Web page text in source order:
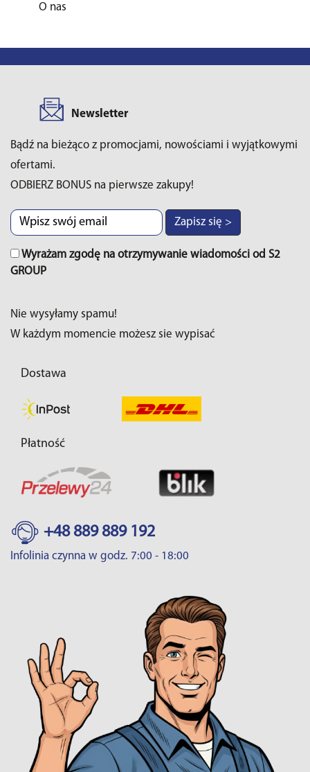
O nas
Newsletter
Bądź na bieżąco z promocjami, nowościami i wyjątkowymi
ofertami.
ODBIERZ BONUS na pierwsze zakupy!
Zapisz się >
Wyrażam zgodę na otrzymywanie wiadomości od S2
GROUP
Nie wysyłamy spamu!
W każdym momencie możesz sie wypisać
Dostawa
Płatność
+48 889 889 192
Infolinia czynna w godz. 7:00 - 18:00